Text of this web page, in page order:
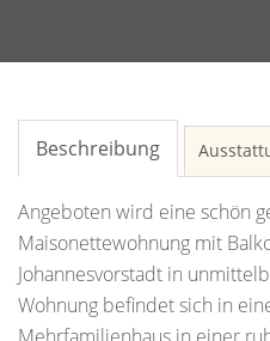
Beschreibung
Angeboten wird eine schön
Maisonettewohnung mit
Johannesvorstadt in
Wohnung befindet sich in